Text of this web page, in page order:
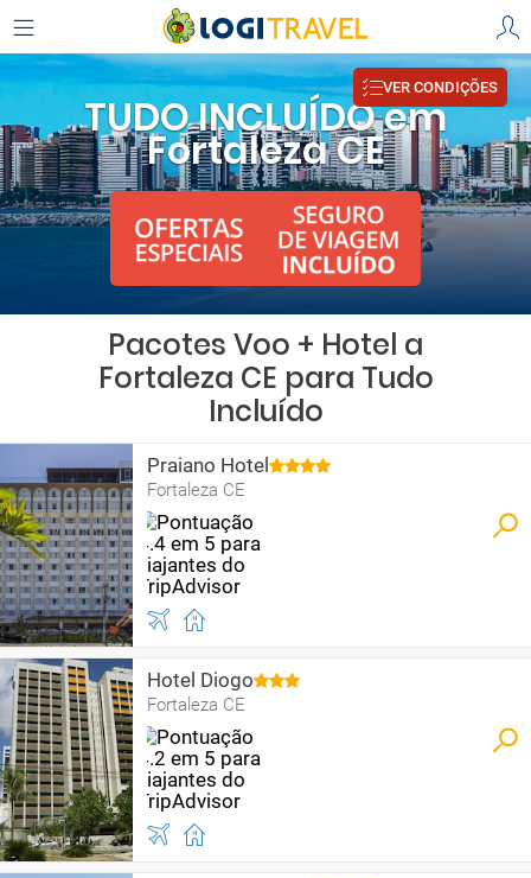
TUDO INCLUÍDO em
Fortaleza CE
VER CONDIÇÕES
Pacotes Voo + Hotel a
Fortaleza CE para Tudo
Incluído
Praiano Hotel
Fortaleza CE
Hotel Diogo
Fortaleza CE